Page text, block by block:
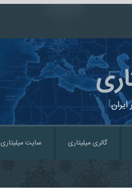
گالری میلیتاری سایت میلیتاری